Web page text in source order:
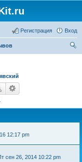
Вход
Регистрация
12:17 pm
сен 26, 2014 10:22 pm